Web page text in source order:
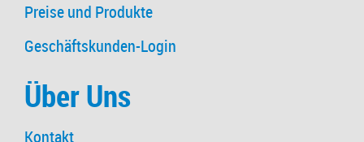
Preise und Produkte
Geschäftskunden-Login
Über Uns
Kontakt